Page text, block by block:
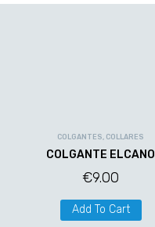
COLGANTES, COLLARES
COLGANTE ELCANO
€9.00
Add To Cart